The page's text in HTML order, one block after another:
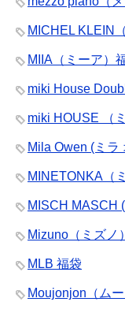
MICHEL KLEIN
MIIA（ミーア）
miki House
miki HOUSE （
Mila Owen (ミラ
MINETONKA（
MISCH
Mizuno（ミズノ
MLB 福袋
Moujonjon（ム